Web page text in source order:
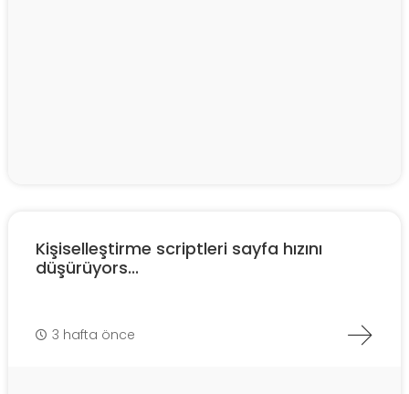
Kişiselleştirme scriptleri sayfa hızını
düşürüyors...
3 hafta önce